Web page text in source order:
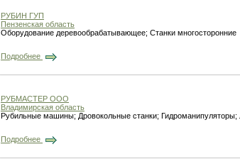
РУБИН ГУП
Пензенская область
Оборудование деревообрабатывающее; Станки многосторонние
Подробнее
РУБМАСТЕР ООО
Владимирская область
Рубильные машины; Дровокольные станки;
Подробнее